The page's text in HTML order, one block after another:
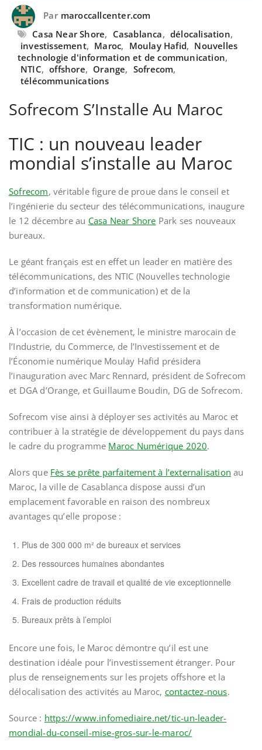
Par maroccallcenter.com
Casa Near Shore, Casablanca, délocalisation,
investissement, Maroc, Moulay Hafid, Nouvelles
technologie d'information et de communication,
NTIC, offshore, Orange, Sofrecom,
télécommunications
Sofrecom S’Installe Au Maroc
TIC : un nouveau leader
mondial s’installe au Maroc
Sofrecom, véritable figure de proue dans le conseil et
l’ingénierie du secteur des télécommunications, inaugure
le 12 décembre au Casa Near Shore Park ses nouveaux
bureaux.
Le géant français est en effet un leader en matière des
télécommunications, des NTIC (Nouvelles technologie
d’information et de communication) et de la
transformation numérique.
À l’occasion de cet évènement, le ministre marocain de
l’Industrie, du Commerce, de l’Investissement et de
l’Économie numérique Moulay Hafid présidera
l’inauguration avec Marc Rennard, président de Sofrecom
et DGA d’Orange, et Guillaume Boudin, DG de Sofrecom.
Sofrecom vise ainsi à déployer ses activités au Maroc et
contribuer à la stratégie de développement du pays dans
le cadre du programme Maroc Numérique 2020.
Alors que Fès se prête parfaitement à l’externalisation au
Maroc, la ville de Casablanca dispose aussi d’un
emplacement favorable en raison des nombreux
avantages qu’elle propose :
Plus de 300 000 m² de bureaux et services
Des ressources humaines abondantes
Excellent cadre de travail et qualité de vie exceptionnelle
Frais de production réduits
Bureaux prêts à l’emploi
Encore une fois, le Maroc démontre qu’il est une
destination idéale pour l’investissement étranger. Pour
plus de renseignements sur les projets offshore et la
délocalisation des activités au Maroc, contactez-nous.
Source : https://www.infomediaire.net/tic-un-leader-
mondial-du-conseil-mise-gros-sur-le-maroc/